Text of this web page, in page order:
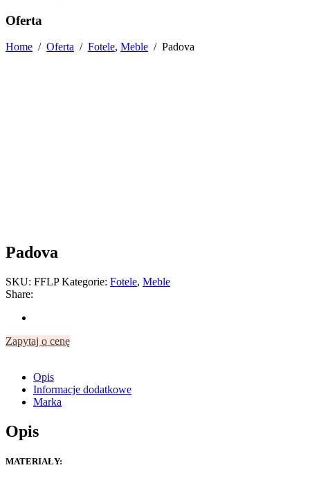
Oferta
Home / Oferta / Fotele, Meble / Padova
Padova
SKU: FFLP Kategorie: Fotele, Meble
Share:
Zapytaj o cenę
Opis
Informacje dodatkowe
Marka
Opis
MATERIAŁY: